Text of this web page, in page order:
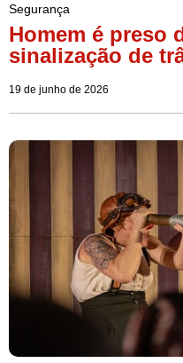
Segurança
Homem é preso
sinalização de
19 de junho de 2026